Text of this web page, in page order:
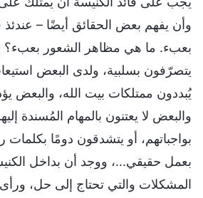
وأن يفهم بعض الحقائق أيضًا –
بعبء. ما هي مظاهر الشعور بعبء؟
يتصرّفون بسلبية، ولدى البعض
يُبددون ممتلكات بيت الله، والبعض
والبعض لا يعتنون بالمهام المُسندة
بواجباتهم، أو يتشدقون دومًا بكلمات
بعمل حقيقي...، ووجد أن بداخل
المشكلات والتي تحتاج إلى حل،